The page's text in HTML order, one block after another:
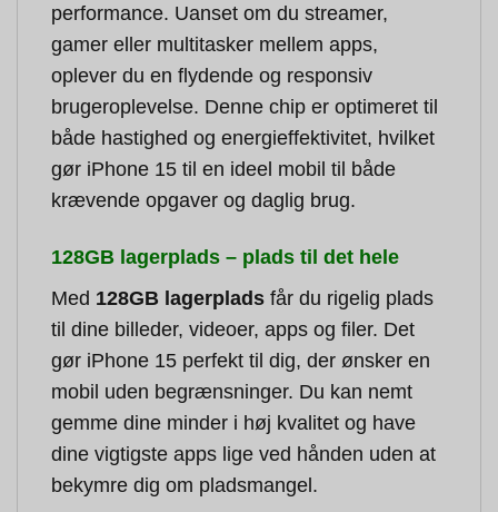
performance. Uanset om du streamer,
gamer eller multitasker mellem apps,
oplever du en flydende og responsiv
brugeroplevelse. Denne chip er optimeret til
både hastighed og energieffektivitet, hvilket
gør iPhone 15 til en ideel mobil til både
krævende opgaver og daglig brug.
128GB lagerplads – plads til det hele
Med 128GB lagerplads får du rigelig plads
til dine billeder, videoer, apps og filer. Det
gør iPhone 15 perfekt til dig, der ønsker en
mobil uden begrænsninger. Du kan nemt
gemme dine minder i høj kvalitet og have
dine vigtigste apps lige ved hånden uden at
bekymre dig om pladsmangel.